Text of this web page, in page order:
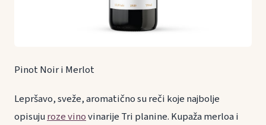
Pinot Noir i Merlot
Lepršavo, sveže, aromatično su reči koje najbolje
opisujuroze vinovinarije Tri planine. Kupaža merloa i